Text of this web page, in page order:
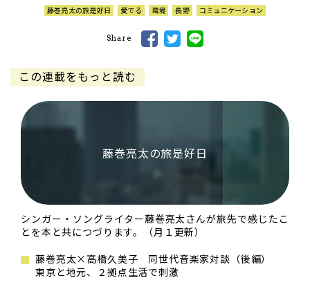
藤巻亮太の旅是好日 愛でる 環境 長野 コミュニケーション
Share
この連載をもっと読む
藤巻亮太の旅是好日
シンガー・ソングライター藤巻亮太さんが旅先で感じたこ
とを本と共につづります。（月１更新）
藤巻亮太×高橋久美子 同世代音楽家対談（後編）
東京と地元、２拠点生活で刺激